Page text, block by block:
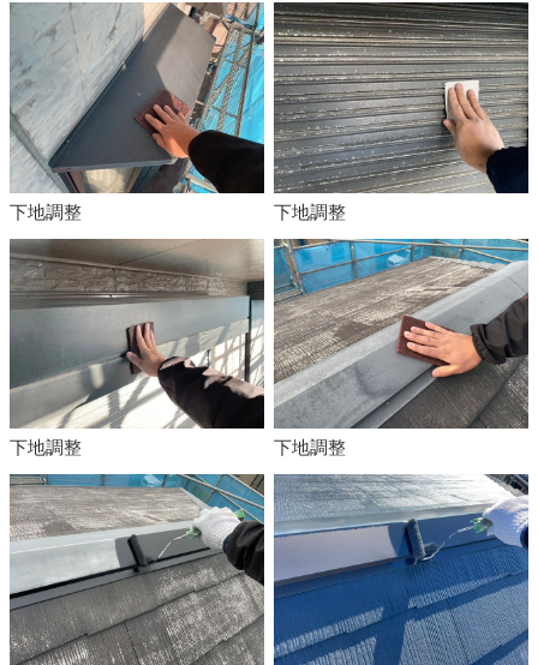
下地調整 下地調整
下地調整 下地調整